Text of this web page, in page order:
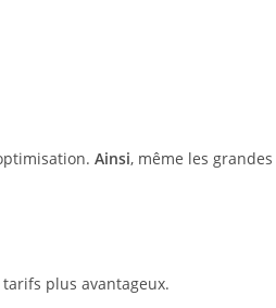
Ainsi, même les
plus avantageux.